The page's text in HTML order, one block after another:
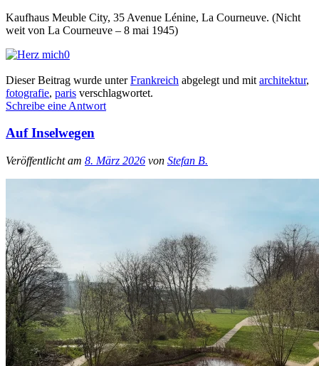
Kaufhaus Meuble City, 35 Avenue Lénine, La Courneuve. (Nicht
weit von La Courneuve – 8 mai 1945)
0
Dieser Beitrag wurde unterFrankreich abgelegt und mit architektur,
fotografie, paris verschlagwortet.
Schreibe eine Antwort
Auf Inselwegen
Veröffentlicht am 8. März 2026 von Stefan B.